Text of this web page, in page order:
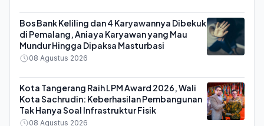
Bos Bank Keliling dan 4 Karyawannya Dibekuk
di Pemalang, Aniaya Karyawan yang Mau
Mundur Hingga Dipaksa Masturbasi
08 Agustus 2026
Kota Tangerang Raih LPM Award 2026, Wali
Kota Sachrudin: Keberhasilan Pembangunan
Tak Hanya Soal Infrastruktur Fisik
08 Agustus 2026